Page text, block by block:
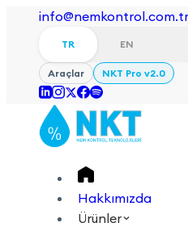
info@nemkontrol.com.tr
TR EN
Araçlar NKT Pro v2.0
Hakkımızda
Ürünler